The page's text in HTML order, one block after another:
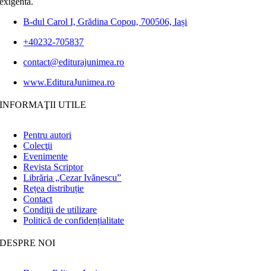
B-dul Carol I, Grădina Copou, 700506, Iași
+40232-705837
contact@editurajunimea.ro
www.EdituraJunimea.ro
INFORMAŢII UTILE
Pentru autori
Colecţii
Evenimente
Revista Scriptor
Librăria „Cezar Ivănescu”
Rețea distribuție
Contact
Condiţii de utilizare
Politică de confidențialitate
DESPRE NOI